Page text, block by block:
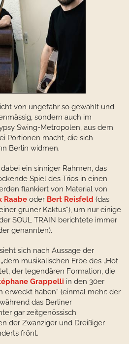
von ungefähr so gewählt und
sondern auch im
Swing-Metropolen, aus dem
Portionen macht, die sich
Berlin widmen.
ein sinniger Rahmen, das
Spiel des Trios in einen
flankiert von Material von
Raabe oder Bert Reisfeld (das
grüner Kaktus“), um nur einige
SOUL TRAIN berichtete immer
genannten).
sich nach Aussage der
musikalischen Erbe des „Hot
der legendären Formation, die
Grappelli in den 30er
erweckt haben“ (einmal mehr: der
das Berliner
gar zeitgenössisch
der Zwanziger und Dreißiger
frönt.